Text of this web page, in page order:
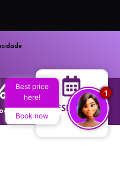
RESERVAR
Best price
here!
Book now
1